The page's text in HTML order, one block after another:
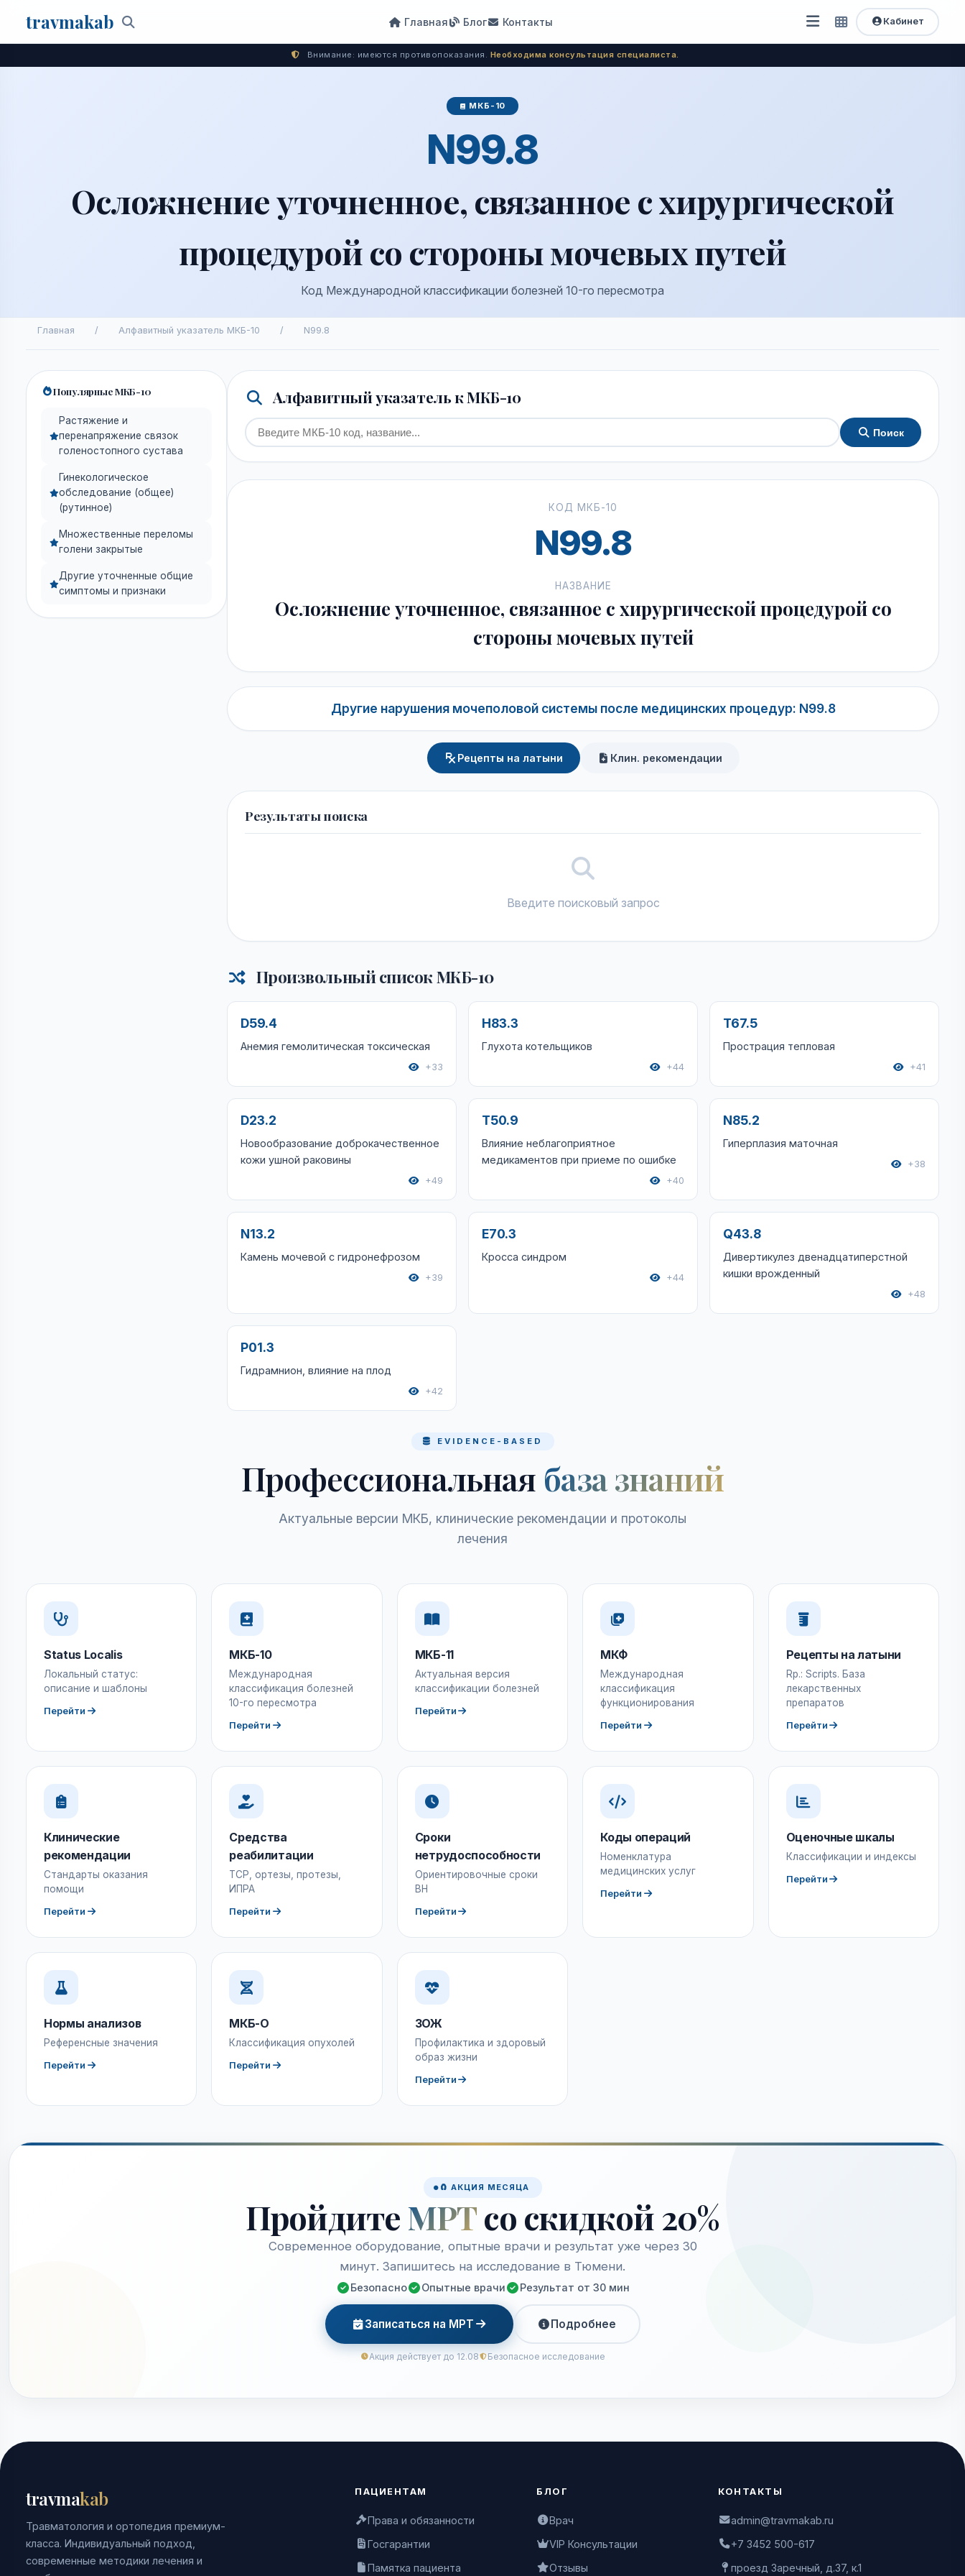
travmakab Поиск
Главная Блог Контакты
Открыть
меню
Быстрый
доступ
Кабинет
Внимание: имеются противопоказания. Необходима консультация специалиста.
МКБ-10
N99.8
Осложнение уточненное, связанное с хирургической
процедурой со стороны мочевых путей
Код Международной классификации болезней 10-го пересмотра
Главная / Алфавитный указатель МКБ-10 / N99.8
Популярные МКБ-10
Растяжение и
перенапряжение связок
голеностопного сустава
Гинекологическое
обследование (общее)
(рутинное)
Множественные переломы
голени закрытые
Другие уточненные общие
симптомы и признаки
Алфавитный указатель к МКБ-10
Поиск
КОД МКБ-10
N99.8
НАЗВАНИЕ
Осложнение уточненное, связанное с хирургической процедурой со
стороны мочевых путей
Другие нарушения мочеполовой системы после медицинских процедур: N99.8
Рецепты на латыни Клин. рекомендации
Результаты поиска
Введите поисковый запрос
Произвольный список МКБ-10
D59.4
Анемия гемолитическая токсическая
+33
H83.3
Глухота котельщиков
+44
T67.5
Прострация тепловая
+41
D23.2
Новообразование доброкачественное
кожи ушной раковины
+49
T50.9
Влияние неблагоприятное
медикаментов при приеме по ошибке
+40
N85.2
Гиперплазия маточная
+38
N13.2
Камень мочевой с гидронефрозом
+39
E70.3
Кросса синдром
+44
Q43.8
Дивертикулез двенадцатиперстной
кишки врожденный
+48
P01.3
Гидрамнион, влияние на плод
+42
EVIDENCE-BASED
Профессиональная база знаний
Актуальные версии МКБ, клинические рекомендации и протоколы
лечения
Status Localis
Локальный статус:
описание и шаблоны
Перейти
МКБ-10
Международная
классификация болезней
10-го пересмотра
Перейти
МКБ-11
Актуальная версия
классификации болезней
Перейти
МКФ
Международная
классификация
функционирования
Перейти
Рецепты на латыни
Rp.: Scripts. База
лекарственных
препаратов
Перейти
Клинические
рекомендации
Стандарты оказания
помощи
Перейти
Средства
реабилитации
ТСР, ортезы, протезы,
ИПРА
Перейти
Сроки
нетрудоспособности
Ориентировочные сроки
ВН
Перейти
Коды операций
Номенклатура
медицинских услуг
Перейти
Оценочные шкалы
Классификации и индексы
Перейти
Нормы анализов
Референсные значения
Перейти
МКБ-О
Классификация опухолей
Перейти
ЗОЖ
Профилактика и здоровый
образ жизни
Перейти
🧲 АКЦИЯ МЕСЯЦА
Пройдите МРТсо скидкой 20%
Современное оборудование, опытные врачи и результат уже через 30
минут. Запишитесь на исследование в Тюмени.
Безопасно Опытные врачи Результат от 30 мин
Записаться на МРТ Подробнее
Акция действует до 12.08 Безопасное исследование
travmakab
Травматология и ортопедия премиум-
класса. Индивидуальный подход,
современные методики лечения и
ПАЦИЕНТАМ
Права и обязанности
Госгарантии
Памятка пациента
БЛОГ
Врач
VIP Консультации
Отзывы
КОНТАКТЫ
admin@travmakab.ru
+7 3452 500-617
проезд Заречный, д.37, к.1